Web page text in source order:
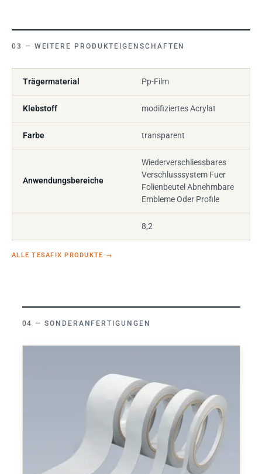
WEITERE PRODUKTEIGENSCHAFTEN
Trägermaterial Pp-Film
Klebstoff modifiziertes Acrylat
Farbe transparent
Anwendungsbereiche
Wiederverschliessbares
Verschlusssystem Fuer
Folienbeutel Abnehmbare
Embleme Oder Profile
8,2
ALLE TESAFIX PRODUKTE →
SONDERANFERTIGUNGEN